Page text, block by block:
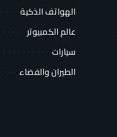
الهواتف الذكية
عالم الكمبيوتر
سيارات
الطيران والفضاء